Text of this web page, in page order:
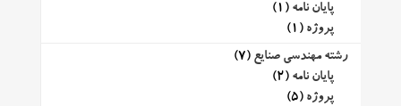
پایان نامه (1)
پروژه (1)
رشته مهندسی صنایع (7)
پایان نامه (2)
پروژه (5)